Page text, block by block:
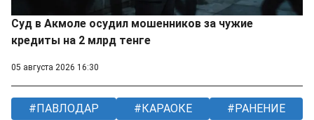
Суд в Акмоле осудил мошенников за чужие
кредиты на 2 млрд тенге
05 августа 2026 16:30
ПАВЛОДАР КАРАОКЕ РАНЕНИЕ